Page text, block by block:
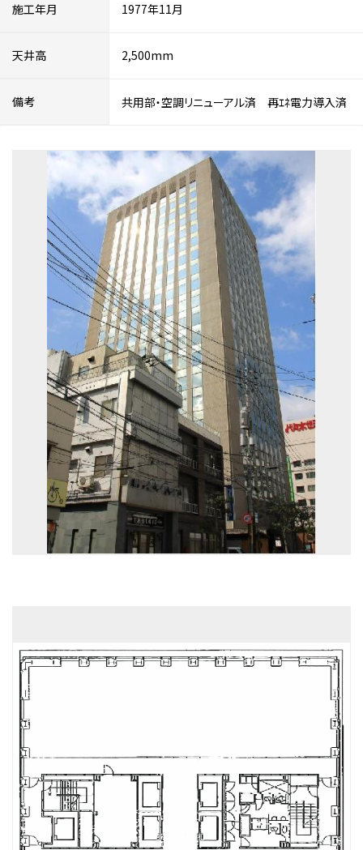
施工年月 1977年11月
天井高 2,500mm
備考 共用部・空調リニューアル済 再ｴﾈ電力導入済